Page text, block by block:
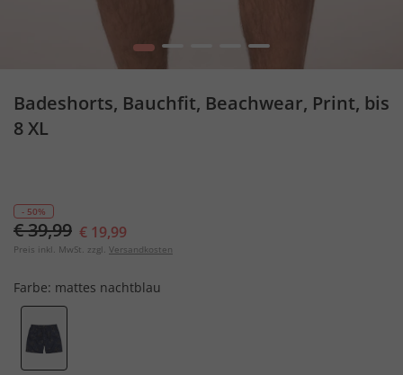
1 2 5
Badeshorts, Bauchfit, Beachwear, Print, bis
8 XL
- 50%
€ 39,99 € 19,99
Preis inkl. MwSt. zzgl. Versandkosten
Farbe: mattes nachtblau